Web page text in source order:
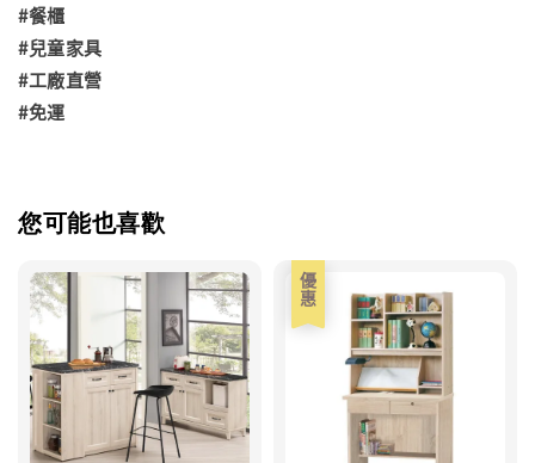
#餐櫃
#兒童家具
#工廠直營
#免運
您可能也喜歡
優惠